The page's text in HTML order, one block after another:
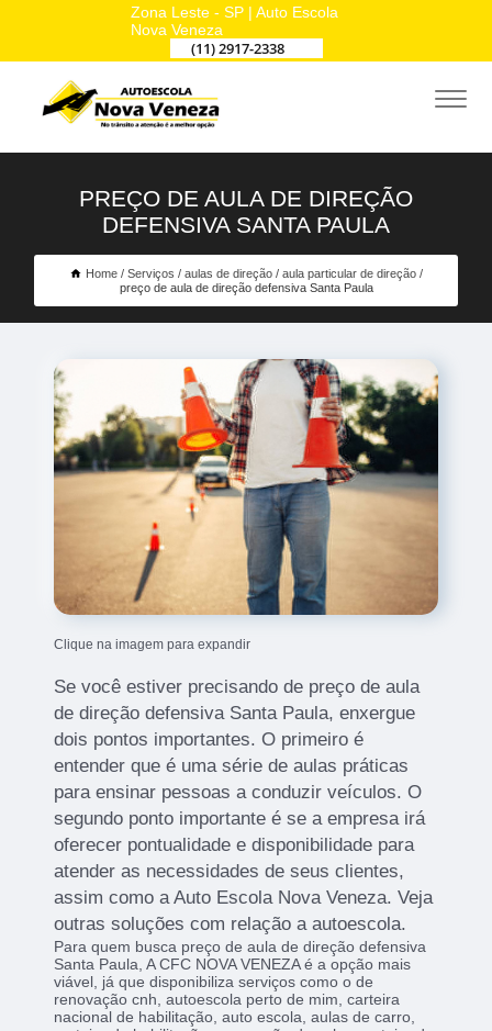
Zona Leste - SP | Auto Escola
Nova Veneza
(11) 2917-2338
PREÇO DE AULA DE DIREÇÃO
DEFENSIVA SANTA PAULA
Home Serviços aulas de direção
aula particular de direção
preço de aula de direção defensiva Santa Paula
Clique na imagem para expandir
Se você estiver precisando de preço de aula
de direção defensiva Santa Paula, enxergue
dois pontos importantes. O primeiro é
entender que é uma série de aulas práticas
para ensinar pessoas a conduzir veículos. O
segundo ponto importante é se a empresa irá
oferecer pontualidade e disponibilidade para
atender as necessidades de seus clientes,
assim como a Auto Escola Nova Veneza. Veja
outras soluções com relação a autoescola.
Para quem busca preço de aula de direção defensiva
Santa Paula, A CFC NOVA VENEZA é a opção mais
viável, já que disponibiliza serviços como o de
renovação cnh, autoescola perto de mim, carteira
nacional de habilitação, auto escola, aulas de carro,